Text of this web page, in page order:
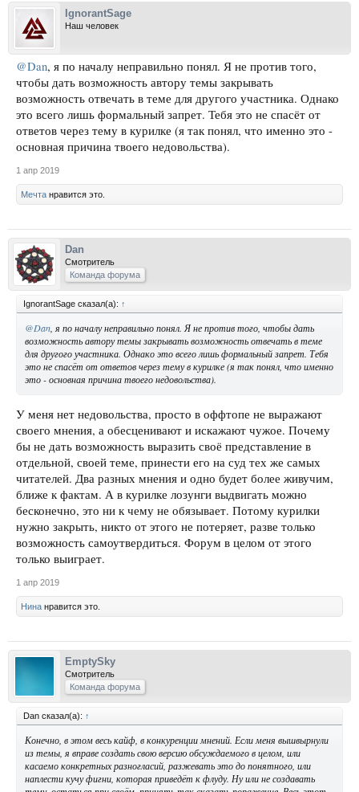
IgnorantSage
Наш человек
@Dan, я по началу неправильно понял. Я не против того,
чтобы дать возможность автору темы закрывать
возможность отвечать в теме для другого участника. Однако
это всего лишь формальный запрет. Тебя это не спасёт от
ответов через тему в курилке (я так понял, что именно это -
основная причина твоего недовольства).
1 апр 2019
Мечта нравится это.
Dan
Смотритель
Команда форума
IgnorantSage сказал(а): ↑
@Dan , я по началу неправильно понял. Я не против того, чтобы дать
возможность автору темы закрывать возможность отвечать в теме
для другого участника. Однако это всего лишь формальный запрет. Тебя
это не спасёт от ответов через тему в курилке (я так понял, что именно
это - основная причина твоего недовольства).
У меня нет недовольства, просто в оффтопе не выражают
своего мнения, а обесценивают и искажают чужое. Почему
бы не дать возможность выразить своё представление в
отдельной, своей теме, принести его на суд тех же самых
читателей. Два разных мнения и одно будет более живучим,
ближе к фактам. А в курилке лозунги выдвигать можно
бесконечно, это ни к чему не обязывает. Потому курилки
нужно закрыть, никто от этого не потеряет, разве только
возможность самоутвердиться. Форум в целом от этого
только выиграет.
1 апр 2019
Нина нравится это.
EmptySky
Смотритель
Команда форума
Dan сказал(а): ↑
Конечно, в этом весь кайф, в конкуренции мнений. Если меня вышвырнули
из темы, я вправе создать свою версию обсуждаемого в целом, или
касаемо конкретных разногласий, разжевать это до понятного, или
наплести кучу фигни, которая приведёт к флуду. Ну или не создавать